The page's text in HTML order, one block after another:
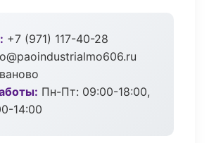
+7 (971) 117-40-28
Пн-Пт: 09:00-18:00,
14:00